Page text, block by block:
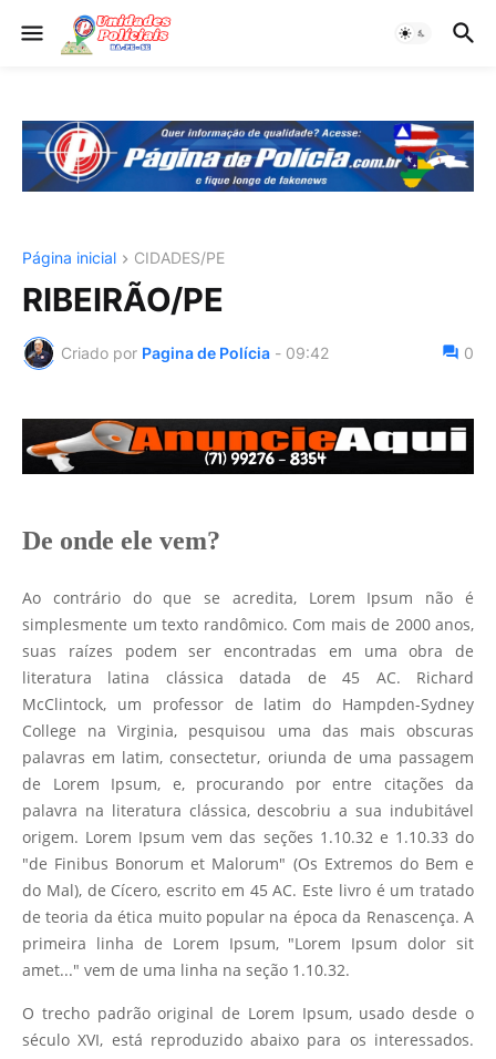
Página inicial CIDADES/PE
RIBEIRÃO/PE
Criado por Pagina de Polícia - 09:42 0
De onde ele vem?
Ao contrário do que se acredita, Lorem Ipsum não é
simplesmente um texto randômico. Com mais de 2000 anos,
suas raízes podem ser encontradas em uma obra de
literatura latina clássica datada de 45 AC. Richard
McClintock, um professor de latim do Hampden-Sydney
College na Virginia, pesquisou uma das mais obscuras
palavras em latim, consectetur, oriunda de uma passagem
de Lorem Ipsum, e, procurando por entre citações da
palavra na literatura clássica, descobriu a sua indubitável
origem. Lorem Ipsum vem das seções 1.10.32 e 1.10.33 do
"de Finibus Bonorum et Malorum" (Os Extremos do Bem e
do Mal), de Cícero, escrito em 45 AC. Este livro é um tratado
de teoria da ética muito popular na época da Renascença. A
primeira linha de Lorem Ipsum, "Lorem Ipsum dolor sit
amet..." vem de uma linha na seção 1.10.32.
O trecho padrão original de Lorem Ipsum, usado desde o
século XVI, está reproduzido abaixo para os interessados.